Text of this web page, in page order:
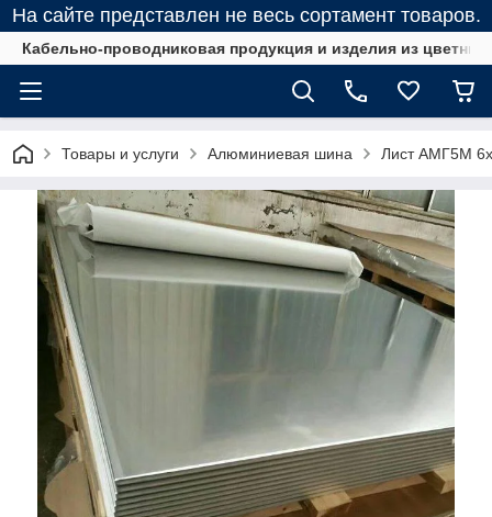
На сайте представлен не весь сортамент товаров.
Кабельно-проводниковая продукция и изделия из
Товары и услуги Алюминиевая шина Лист АМГ5М